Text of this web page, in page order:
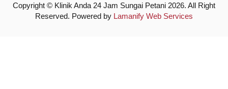
Copyright © Klinik Anda 24 Jam Sungai Petani 2026. All Right
Reserved. Powered by Lamanify Web Services